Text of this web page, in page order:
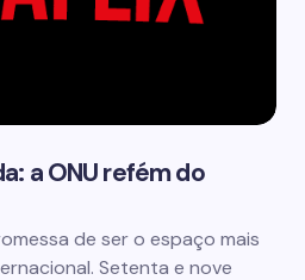
a ONU refém do
de ser o espaço mais
Setenta e nove